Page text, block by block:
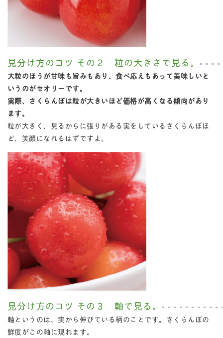
見分け方のコツ その２ 粒の大きさで見る。
大粒のほうが甘味も旨みもあり、食べ応えもあって美味しいと
いうのがセオリーです。
実際、さくらんぼは粒が大きいほど価格が高くなる傾向があり
ます。
粒が大きく、見るからに張りがある実をしているさくらんぼほ
ど、笑顔になれるはずですよ。
見分け方のコツ その３ 軸で見る。
軸というのは、実から伸びている柄のことです。さくらんぼの
鮮度がこの軸に現れます。